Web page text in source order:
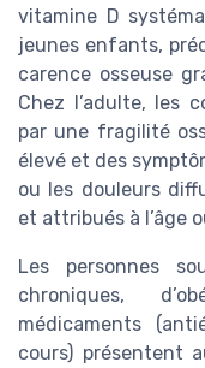
vitamine D
jeunes enfants,
carence osseuse
Chez l’adulte, les
par une fragilité
élevé et des
ou les douleurs
et attribués à l’âge
Les personnes
chroniques,
médicaments
cours) présentent